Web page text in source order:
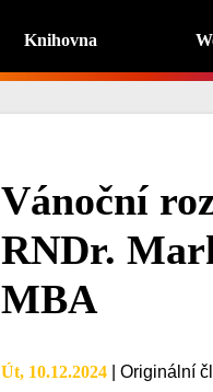
Knihovna
Vánoční
RNDr.
MBA
Út, 10.12.2024 Originální